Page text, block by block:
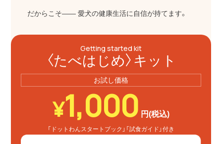
だからこそ―― 愛犬の健康生活に自信が持てます。
Getting started kit
〈たべはじめ〉キット
お試し価格
¥1,000 円(税込)
「ドットわんスタートブック」 「試食ガイド」付き